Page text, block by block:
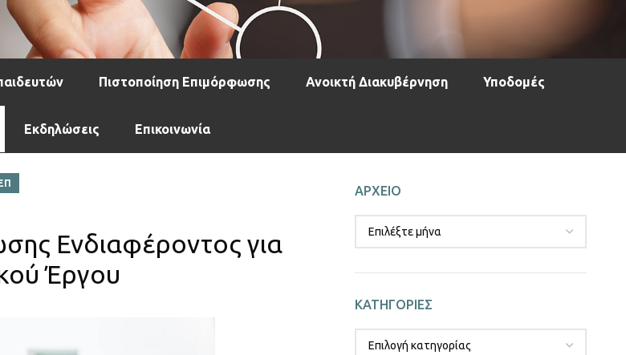
Πιστοποίηση Επιμόρφωσης Ανοικτή Διακυβέρνηση Υποδομές
Εκδηλώσεις Επικοινωνία
Ενδιαφέροντος για
Έργου
ΑΡΧΕΙΟ
ΚΑΤΗΓΟΡΙΕΣ